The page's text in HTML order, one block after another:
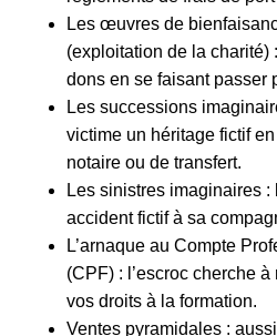
Les œuvres de
(exploitation de la charité)
dons en se faisant passer
Les successions
victime un héritage fictif
notaire ou de transfert.
Les sinistres imaginaires :
accident fictif à sa
L’arnaque au Compte
(CPF) : l’escroc cherche
vos droits à la formation.
Ventes pyramidales :